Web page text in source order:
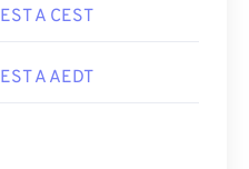
EST A CEST
EST A AEDT